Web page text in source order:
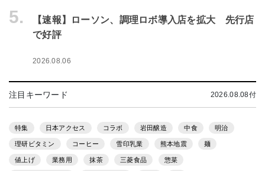
5.
【速報】ローソン、調理ロボ導入店を拡大 先行店
で好評
2026.08.06
注目キーワード 2026.08.08付
特集 日本アクセス コラボ 岩田醸造 中食 明治
理研ビタミン コーヒー 雪印乳業 熊本地震 麺
値上げ 業務用 抹茶 三菱食品 惣菜